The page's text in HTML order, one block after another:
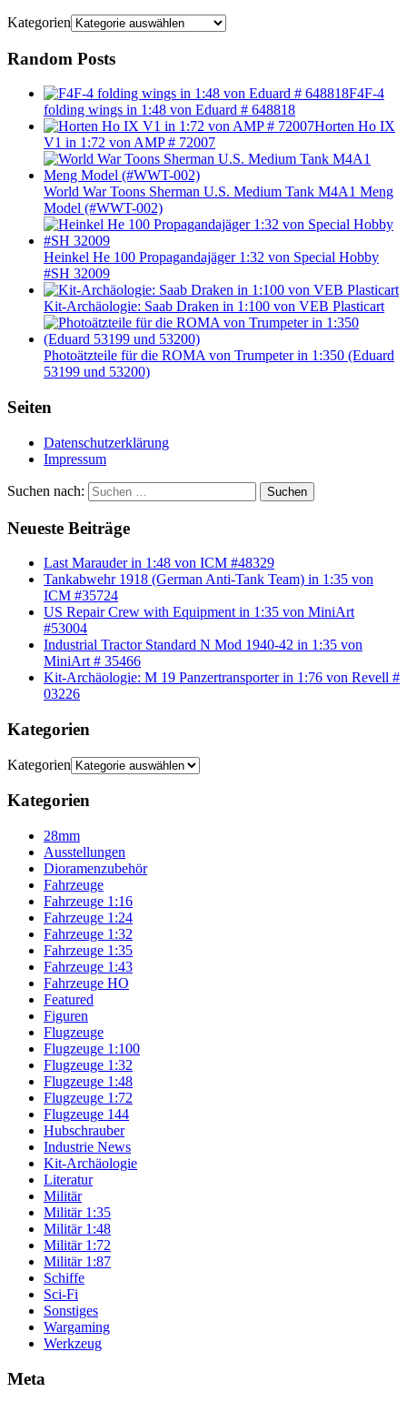
Kategorien
Random Posts
F4F-4
folding wings in 1:48 von Eduard # 648818
Horten Ho IX
V1 in 1:72 von AMP # 72007
World War Toons Sherman U.S. Medium Tank M4A1 Meng
Model (#WWT-002)
Heinkel He 100 Propagandajäger 1:32 von Special Hobby
#SH 32009
Kit-Archäologie: Saab Draken in 1:100 von VEB Plasticart
Photoätzteile für die ROMA von Trumpeter in 1:350 (Eduard
53199 und 53200)
Seiten
Datenschutzerklärung
Impressum
Suchen nach: Suchen
Neueste Beiträge
Last Marauder in 1:48 von ICM #48329
Tankabwehr 1918 (German Anti-Tank Team) in 1:35 von
ICM #35724
US Repair Crew with Equipment in 1:35 von MiniArt
#53004
Industrial Tractor Standard N Mod 1940-42 in 1:35 von
MiniArt # 35466
Kit-Archäologie: M 19 Panzertransporter in 1:76 von Revell #
03226
Kategorien
Kategorien
Kategorien
28mm
Ausstellungen
Dioramenzubehör
Fahrzeuge
Fahrzeuge 1:16
Fahrzeuge 1:24
Fahrzeuge 1:32
Fahrzeuge 1:35
Fahrzeuge 1:43
Fahrzeuge HO
Featured
Figuren
Flugzeuge
Flugzeuge 1:100
Flugzeuge 1:32
Flugzeuge 1:48
Flugzeuge 1:72
Flugzeuge 144
Hubschrauber
Industrie News
Kit-Archäologie
Literatur
Militär
Militär 1:35
Militär 1:48
Militär 1:72
Militär 1:87
Schiffe
Sci-Fi
Sonstiges
Wargaming
Werkzeug
Meta